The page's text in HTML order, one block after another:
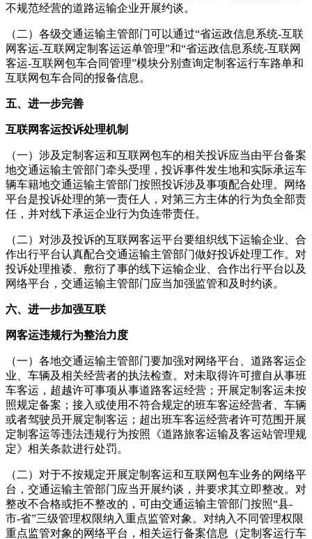
不规范经营的道路运输企业开展约谈。
（二）各级交通运输主管部门可以通过“省运政信息系统-互联
网客运-互联网定制客运运单管理”和“省运政信息系统-互联网
客运-互联网包车合同管理”模块分别查询定制客运行车路单和
互联网包车合同的报备信息。
五、进一步完善
互联网客运投诉处理机制
（一）涉及定制客运和互联网包车的相关投诉应当由平台备案
地交通运输主管部门牵头受理，投诉事件发生地和实际承运车
辆车籍地交通运输主管部门按照投诉涉及事项配合处理。网络
平台是投诉处理的第一责任人，对第三方主体的行为负全部责
任，并对线下承运企业行为负连带责任。
（二）对涉及投诉的互联网客运平台要组织线下运输企业、合
作出行平台认真配合交通运输主管部门做好投诉处理工作。对
投诉处理推诿、敷衍了事的线下运输企业、合作出行平台以及
网络平台，交通运输主管部门应当加强监管和及时约谈。
六、进一步加强互联
网客运违规行为整治力度
（一）各地交通运输主管部门要加强对网络平台、道路客运企
业、车辆及相关经营者的执法检查。对未取得许可擅自从事班
车客运，超越许可事项从事道路客运经营；开展定制客运未按
照规定备案；接入或使用不符合规定的班车客运经营者、车辆
或者驾驶员开展定制客运；超出班车客运经营者许可范围开展
定制客运等违法违规行为按照《道路旅客运输及客运站管理规
定》相关条款进行处罚。
（二）对于不按规定开展定制客运和互联网包车业务的网络平
台，交通运输主管部门应当开展约谈，并要求其立即整改。对
整改不合格或拒不整改的，可由交通运输主管部门按照“县-
市-省”三级管理权限纳入重点监管对象。对纳入不同管理权限
重点监管对象的网络平台，相关运行备案信息（定制客运行车